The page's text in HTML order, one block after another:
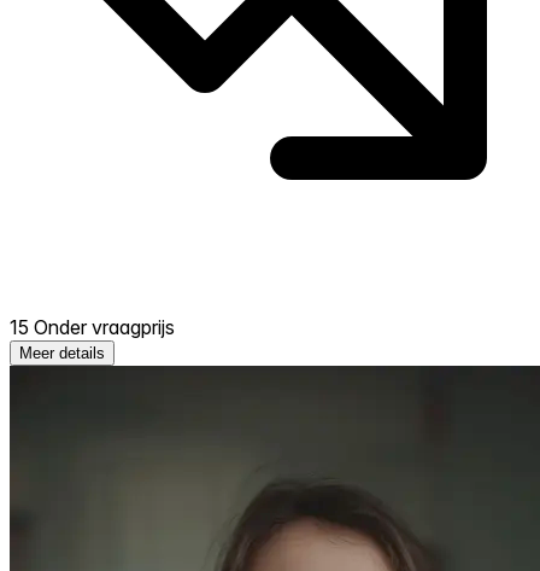
15 Onder vraagprijs
Meer details